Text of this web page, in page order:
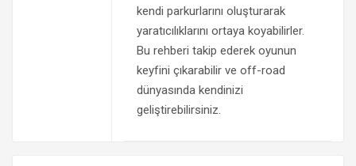
kendi parkurlarını oluşturarak
yaratıcılıklarını ortaya koyabilirler.
Bu rehberi takip ederek oyunun
keyfini çıkarabilir ve off-road
dünyasında kendinizi
geliştirebilirsiniz.